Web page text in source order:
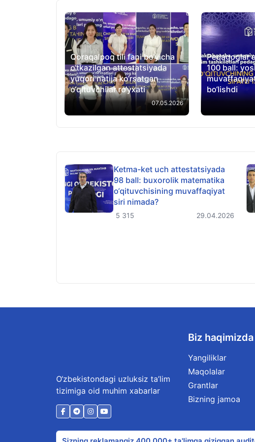
Qoraqalpoq tili fani bo‘yicha
o‘tkazilgan attestatsiyada
yuqori natija ko‘rsatgan
o‘qituvchilar ro‘yxati
07.05.2026
Pedagoglar
100 ball:
bo‘lishdi
Ketma-ket uch attestatsiyada
98 ball: buxorolik matematika
o‘qituvchisining muvaffaqiyat
siri nimada?
5 315 29.04.2026
O‘zbekistondagi uzluksiz ta’lim
tizimiga oid muhim xabarlar
Biz haqimizda
Yangiliklar
Maqolalar
Grantlar
Bizning jamoa